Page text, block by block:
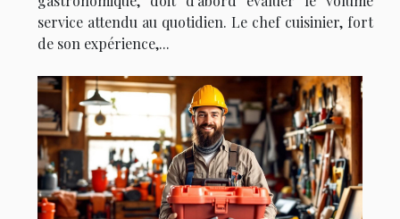
service attendu au quotidien. Le chef cuisinier, fort
de son expérience,...